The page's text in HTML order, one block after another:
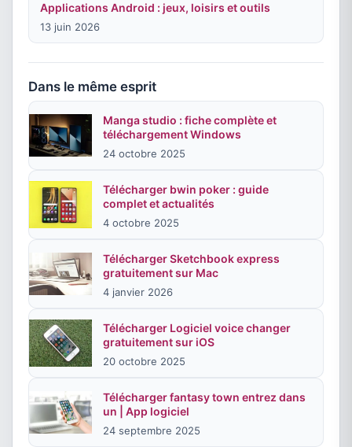
Applications Android : jeux, loisirs et outils
13 juin 2026
Dans le même esprit
Manga studio : fiche complète et
téléchargement Windows
24 octobre 2025
Télécharger bwin poker : guide
complet et actualités
4 octobre 2025
Télécharger Sketchbook express
gratuitement sur Mac
4 janvier 2026
Télécharger Logiciel voice changer
gratuitement sur iOS
20 octobre 2025
Télécharger fantasy town entrez dans
un | App logiciel
24 septembre 2025